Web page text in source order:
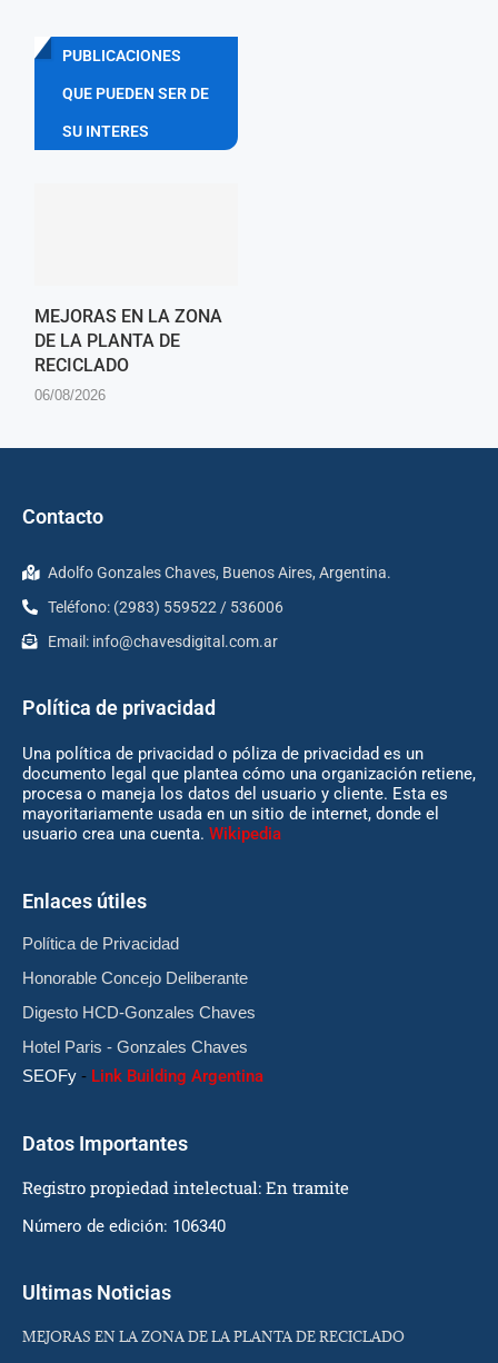
PUBLICACIONES
QUE PUEDEN SER DE
SU INTERES
MEJORAS EN LA ZONA
DE LA PLANTA DE
RECICLADO
06/08/2026
Contacto
Adolfo Gonzales Chaves, Buenos Aires, Argentina.
Teléfono: (2983) 559522 / 536006
Email: info@chavesdigital.com.ar
Política de privacidad
Una política de privacidad o póliza de privacidad es un
documento legal que plantea cómo una organización retiene,
procesa o maneja los datos del usuario y cliente. Esta es
mayoritariamente usada en un sitio de internet, donde el
usuario crea una cuenta. Wikipedia
Enlaces útiles
Política de Privacidad
Honorable Concejo Deliberante
Digesto HCD-Gonzales Chaves
Hotel Paris - Gonzales Chaves
SEOFy - Link Building Argentina
Datos Importantes
Registro propiedad intelectual: En tramite
Número de edición: 106340
Ultimas Noticias
MEJORAS EN LA ZONA DE LA PLANTA DE RECICLADO